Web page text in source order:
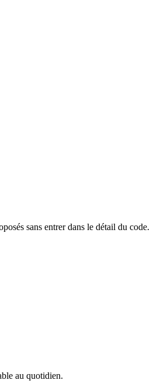
sans entrer dans le détail du code.
au quotidien.